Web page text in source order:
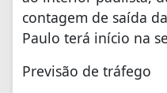
contagem de saída
Paulo terá início na
Previsão de tráfego